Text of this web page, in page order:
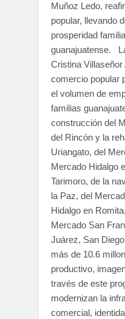
Muñoz Ledo,
popular, llevando
prosperidad
guanajuatense.
Cristina
comercio popular
el volumen de
familias
construcción del
del Rincón y la
Uriangato, del
Mercado Hidalgo
Tarimoro, de la
la Paz, del
Hidalgo en
Mercado San
Juárez, San
más de 10.6
productivo,
través de este
modernizan la
comercial,